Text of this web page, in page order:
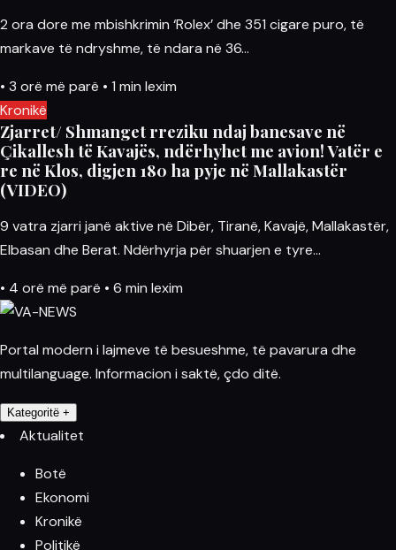
2 ora dore me mbishkrimin ‘Rolex’ dhe 351 cigare puro, të
markave të ndryshme, të ndara në 36…
• 3 orë më parë • 1 min lexim
Kronikë
Zjarret/ Shmanget rreziku ndaj banesave në
Çikallesh të Kavajës, ndërhyhet me avion! Vatër e
re në Klos, digjen 180 ha pyje në Mallakastër
(VIDEO)
9 vatra zjarri janë aktive në Dibër, Tiranë, Kavajë, Mallakastër,
Elbasan dhe Berat. Ndërhyrja për shuarjen e tyre…
• 4 orë më parë • 6 min lexim
Portal modern i lajmeve të besueshme, të pavarura dhe
multilanguage. Informacion i saktë, çdo ditë.
Kategoritë +
Aktualitet
Botë
Ekonomi
Kronikë
Politikë